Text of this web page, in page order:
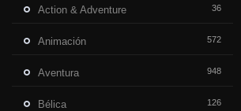
Action & Adventure 36
Animación 572
Aventura 948
Bélica 126